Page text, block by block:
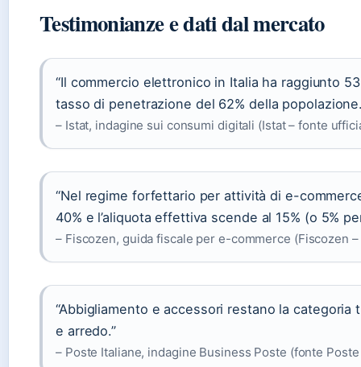
Testimonianze e dati dal mercato
“Il commercio elettronico in Italia ha raggiunto
tasso di penetrazione del 62% della
– Istat, indagine sui consumi digitali (Istat – fonte
“Nel regime forfettario per attività di e-
40% e l’aliquota effettiva scende al 15% (o 5%
– Fiscozen, guida fiscale per e-commerce (Fiscozen
“Abbigliamento e accessori restano la
e arredo.”
– Poste Italiane, indagine Business Poste (fonte